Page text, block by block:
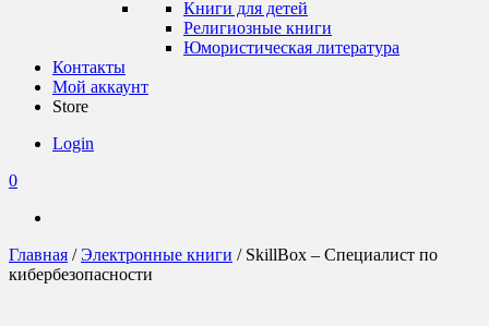
Книги для детей
Религиозные книги
Юмористическая литература
Контакты
Мой аккаунт
Store
Login
0
Главная / Электронные книги / SkillBox – Специалист по
кибербезопасности